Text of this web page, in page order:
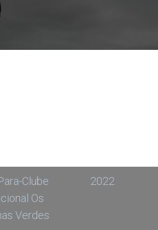
Clube
Os
Verdes
2022